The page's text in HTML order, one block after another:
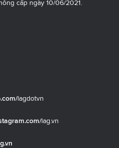
cấp ngày 10/06/2021.
lagdotvn
lag.vn